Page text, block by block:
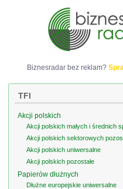
Biznesradar bez reklam?
TFI
Akcji polskich
Akcji polskich małych i średnich
Akcji polskich sektorowych
Akcji polskich uniwersalne
Akcji polskich pozostałe
Papierów dłużnych
Dłużne europejskie uniwersalne